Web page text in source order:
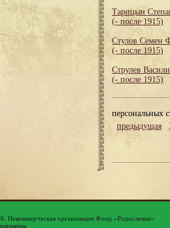
Тарицын
(- после 1915)
Стулов Семен
(- после 1915)
Струлев
(- после 1915)
персональных
предыдущая
Некоммерческая организация Фонд «Родословие»